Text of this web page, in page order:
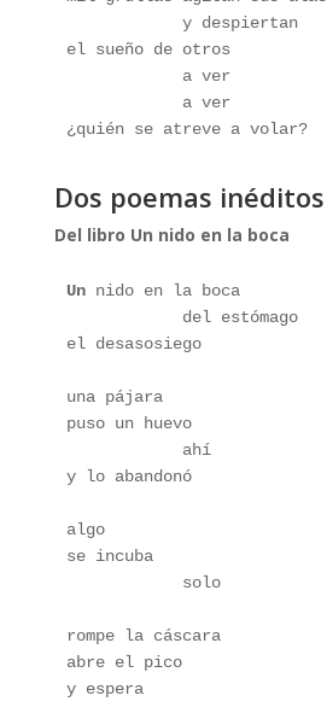
            y despiertan
el sueño de otros
            a ver
            a ver
¿quién se atreve a volar?
Dos poemas inéditos
Del libro Un nido en la boca
Un nido en la boca
            del estómago
el desasosiego
una pájara
puso un huevo
            ahí
y lo abandonó
algo
se incuba
            solo
rompe la cáscara
abre el pico
y espera